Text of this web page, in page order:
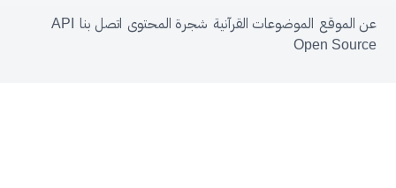
عن الموقع الموضوعات القرآنية شجرة المحتوى اتصل بنا
API
Open Source